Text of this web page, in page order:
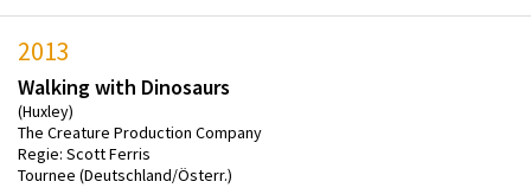
2013
Walking with Dinosaurs
(Huxley)
The Creature Production Company
Regie: Scott Ferris
Tournee (Deutschland/Österr.)